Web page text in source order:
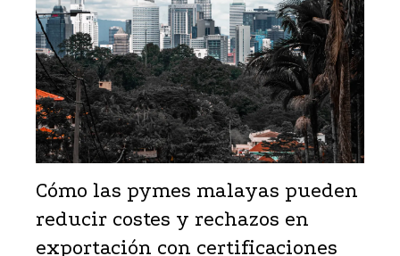
Cómo las pymes malayas pueden
reducir costes y rechazos en
exportación con certificaciones